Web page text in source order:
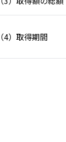
（4）取得期間